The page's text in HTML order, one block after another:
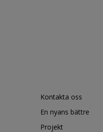
Kontakta oss
En nyans bättre
Projekt